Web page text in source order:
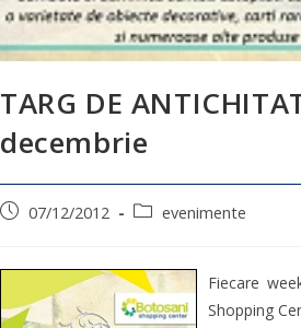
TARG DE
decembrie
07/12/2012 evenimente
Fiecare
Shopping